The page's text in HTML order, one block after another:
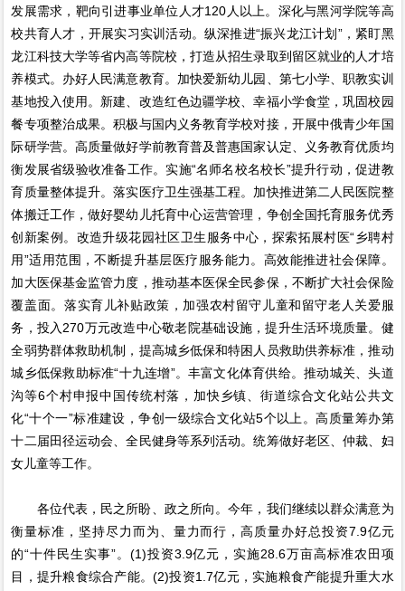
发展需求，靶向引进事业单位人才120人以上。深化与黑河学院等高
校共育人才，开展实习实训活动。纵深推进“振兴龙江计划”，紧盯黑
龙江科技大学等省内高等院校，打造从招生录取到留区就业的人才培
养模式。办好人民满意教育。加快爱新幼儿园、第七小学、职教实训
基地投入使用。新建、改造红色边疆学校、幸福小学食堂，巩固校园
餐专项整治成果。积极与国内义务教育学校对接，开展中俄青少年国
际研学营。高质量做好学前教育普及普惠国家认定、义务教育优质均
衡发展省级验收准备工作。实施“名师名校名校长”提升行动，促进教
育质量整体提升。落实医疗卫生强基工程。加快推进第二人民医院整
体搬迁工作，做好婴幼儿托育中心运营管理，争创全国托育服务优秀
创新案例。改造升级花园社区卫生服务中心，探索拓展村医“乡聘村
用”适用范围，不断提升基层医疗服务能力。高效能推进社会保障。
加大医保基金监管力度，推动基本医保全民参保，不断扩大社会保险
覆盖面。落实育儿补贴政策，加强农村留守儿童和留守老人关爱服
务，投入270万元改造中心敬老院基础设施，提升生活环境质量。健
全弱势群体救助机制，提高城乡低保和特困人员救助供养标准，推动
城乡低保救助标准“十九连增”。丰富文化体育供给。推动城关、头道
沟等6个村申报中国传统村落，加快乡镇、街道综合文化站公共文
化“十个一”标准建设，争创一级综合文化站5个以上。高质量筹办第
十二届田径运动会、全民健身等系列活动。统筹做好老区、仲裁、妇
女儿童等工作。
各位代表，民之所盼、政之所向。今年，我们继续以群众满意为
衡量标准，坚持尽力而为、量力而行，高质量办好总投资7.9亿元
的“十件民生实事”。(1)投资3.9亿元，实施28.6万亩高标准农田项
目，提升粮食综合产能。(2)投资1.7亿元，实施粮食产能提升重大水